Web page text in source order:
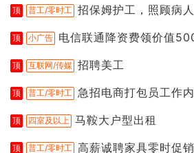
顶 普工/零时工 招保姆护工，照顾病人
顶 小广告 电信联通降资费领价值
顶 互联网/传媒 招聘美工
顶 普工/零时工 急招电商打包员工作
顶 四室及以上 马鞍大户型出租
顶 普工/零时工 高薪诚聘家具零时促销